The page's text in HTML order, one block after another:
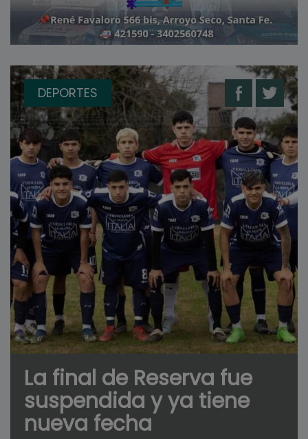
DEPORTES
La final de Reserva fue
suspendida y ya tiene
nueva fecha